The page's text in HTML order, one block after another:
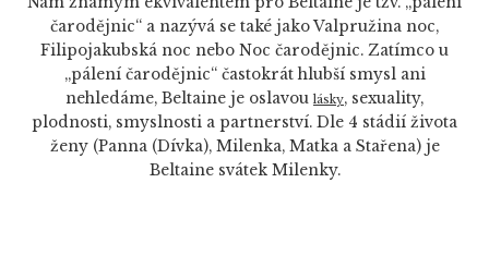
čarodějnic“ a nazývá se také jako Valpružina noc,
Filipojakubská noc nebo Noc čarodějnic. Zatímco u
„pálení čarodějnic“ častokrát hlubší smysl ani
nehledáme, Beltaine je oslavou lásky, sexuality,
plodnosti, smyslnosti a partnerství. Dle 4 stádií života
ženy (Panna (Dívka), Milenka, Matka a Stařena) je
Beltaine svátek Milenky.